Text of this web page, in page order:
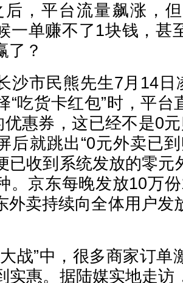
后，平台流量飙涨，
一单赚不了1块钱，甚
了？
沙市民熊先生7月14日
“吃货卡红包”时，平台
优惠券，这已经不是0
后就跳出“0元外卖已
已收到系统发放的零元
。京东每晚发放10万
外卖持续向全体用户发
战”中，很多商家订单
实惠。据陆媒实地走访